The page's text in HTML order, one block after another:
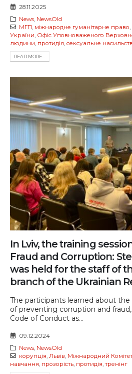
28.11.2025
News, NewsOld
МГП міжнародне гуманітарне право
України Офіс Уповноваженого
людини протидія сексуальне
READ MORE...
In Lviv, the training
Fraud and Corruption:
was held for the staff of
branch of the Ukrainian
The participants learned about
of preventing corruption and
Code of Conduct as...
09.12.2024
News, NewsOld
корупція, Львів, Міжнародний
навчання, прозорість, протидія,тренінг